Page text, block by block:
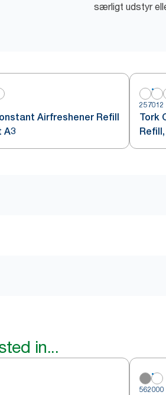
særligt udstyr
Airfreshener Refill
A3
257012
Tork
in...
562000